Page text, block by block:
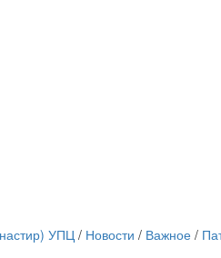
УПЦ/ Новости / Важное/